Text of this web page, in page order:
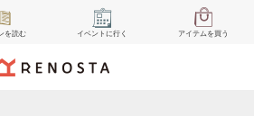
を読む イベント に行く アイテムを買う